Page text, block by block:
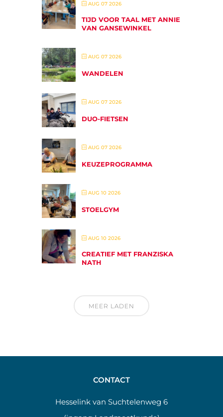
AUG 07 2026
TIJD VOOR TAAL MET ANNIE
VAN GANSEWINKEL
AUG 07 2026
WANDELEN
AUG 07 2026
DUO-FIETSEN
AUG 07 2026
KEUZEPROGRAMMA
AUG 10 2026
STOELGYM
AUG 10 2026
CREATIEF MET FRANZISKA
NATH
MEER LADEN
CONTACT
Hesselink van Suchtelenweg 6